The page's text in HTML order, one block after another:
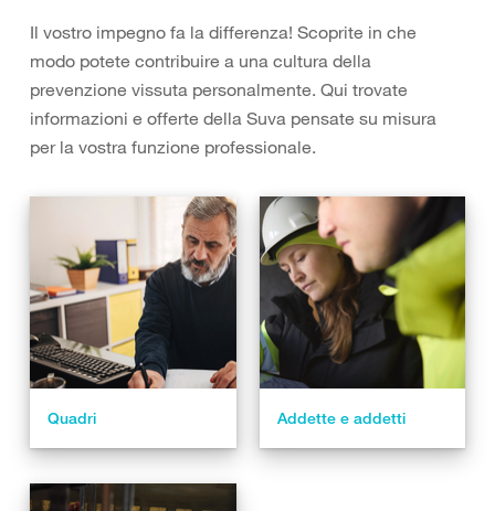
Il vostro impegno fa la differenza! Scoprite in che
modo potete contribuire a una cultura della
prevenzione vissuta personalmente. Qui trovate
informazioni e offerte della Suva pensate su misura
per la vostra funzione professionale.
Quadri Addette e addetti